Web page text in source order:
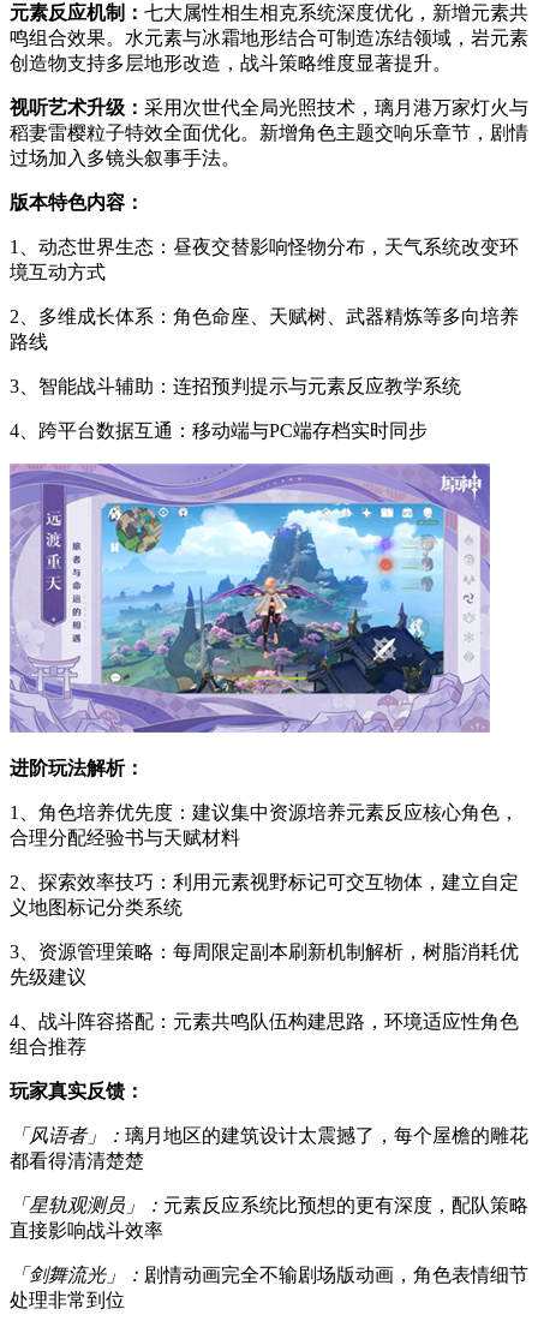
元素反应机制： 七大属性相生相克系统深度优化，新增元素共
鸣组合效果。水元素与冰霜地形结合可制造冻结领域，岩元素
创造物支持多层地形改造，战斗策略维度显著提升。
视听艺术升级： 采用次世代全局光照技术，璃月港万家灯火与
稻妻雷樱粒子特效全面优化。新增角色主题交响乐章节，剧情
过场加入多镜头叙事手法。
版本特色内容：
1、动态世界生态：昼夜交替影响怪物分布，天气系统改变环
境互动方式
2、多维成长体系：角色命座、天赋树、武器精炼等多向培养
路线
3、智能战斗辅助：连招预判提示与元素反应教学系统
4、跨平台数据互通：移动端与PC端存档实时同步
进阶玩法解析：
1、角色培养优先度：建议集中资源培养元素反应核心角色，
合理分配经验书与天赋材料
2、探索效率技巧：利用元素视野标记可交互物体，建立自定
义地图标记分类系统
3、资源管理策略：每周限定副本刷新机制解析，树脂消耗优
先级建议
4、战斗阵容搭配：元素共鸣队伍构建思路，环境适应性角色
组合推荐
玩家真实反馈：
「风语者」： 璃月地区的建筑设计太震撼了，每个屋檐的雕花
都看得清清楚楚
「星轨观测员」： 元素反应系统比预想的更有深度，配队策略
直接影响战斗效率
「剑舞流光」： 剧情动画完全不输剧场版动画，角色表情细节
处理非常到位